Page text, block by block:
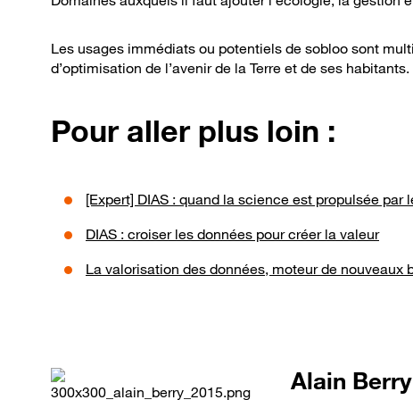
Les usages immédiats ou potentiels de sobloo sont
d’optimisation de l’avenir de la Terre et de ses habitants.
Pour aller plus loin :
[Expert] DIAS : quand la science est propulsée par
DIAS : croiser les données pour créer la valeur
La valorisation des données, moteur de nouveaux
Alain Berry